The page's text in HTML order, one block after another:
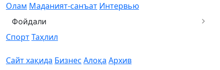
Олам Маданият-санъат Интервью
Фойдали
СпортТаҳлил
Сайт хақида Бизнес Алоқа Архив